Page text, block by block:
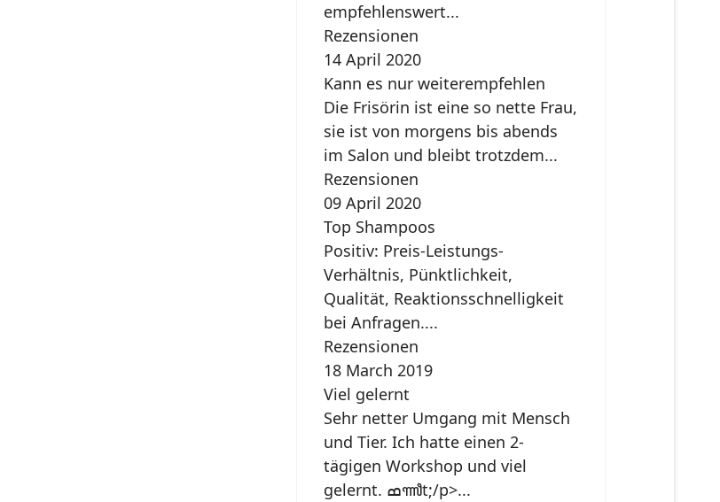
empfehlenswert...
Rezensionen
14 April 2020
Kann es nur weiterempfehlen
Die Frisörin ist eine so nette Frau,
sie ist von morgens bis abends
im Salon und bleibt trotzdem...
Rezensionen
09 April 2020
Top Shampoos
Positiv: Preis-Leistungs-
Verhältnis, Pünktlichkeit,
Qualität, Reaktionsschnelligkeit
bei Anfragen....
Rezensionen
18 March 2019
Viel gelernt
Sehr netter Umgang mit Mensch
und Tier. Ich hatte einen 2-
tägigen Workshop und viel
gelernt. ߘꦬt;/p>...